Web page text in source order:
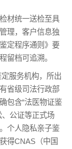
材统一送检至具
理，客户信息独
定程序通则》要
留档可追溯。
服务机构，所出
省级司法行政部
包含“法医物证鉴
公证等正式场
个人隐私亲子鉴
得CNAS（中国